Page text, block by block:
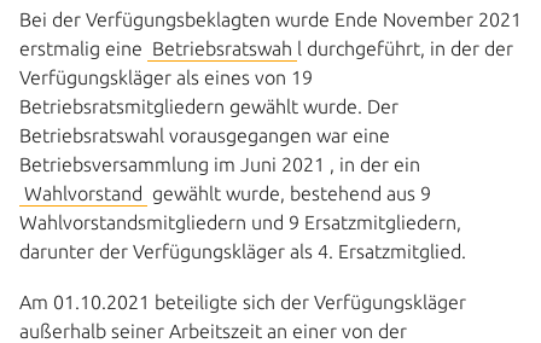
Bei der Verfügungsbeklagten wurde Ende November 2021
erstmalig eine Betriebsratswah l durchgeführt, in der der
Verfügungskläger als eines von 19
Betriebsratsmitgliedern gewählt wurde. Der
Betriebsratswahl vorausgegangen war eine
Betriebsversammlung im Juni 2021 , in der ein
Wahlvorstand gewählt wurde, bestehend aus 9
Wahlvorstandsmitgliedern und 9 Ersatzmitgliedern,
darunter der Verfügungskläger als 4. Ersatzmitglied.
Am 01.10.2021 beteiligte sich der Verfügungskläger
außerhalb seiner Arbeitszeit an einer von der